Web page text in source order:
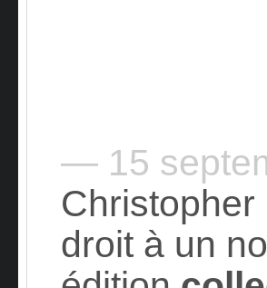
— 15
Christopher
droit à un